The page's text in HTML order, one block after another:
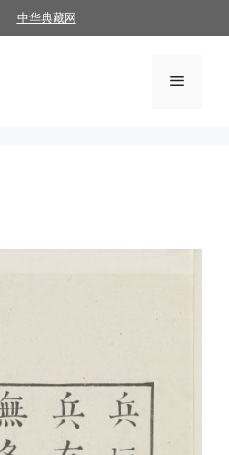
中华典藏网
菜